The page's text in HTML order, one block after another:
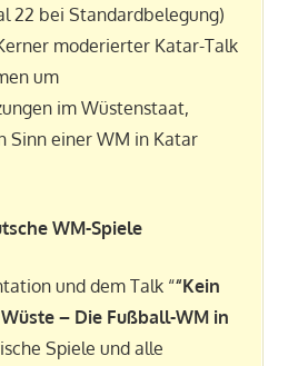
22 bei Standardbelegung)
moderierter Katar-Talk
um
im Wüstenstaat,
Sinn einer WM in Katar
WM-Spiele
und dem Talk ““Kein
– Die Fußball-WM in
Spiele und alle